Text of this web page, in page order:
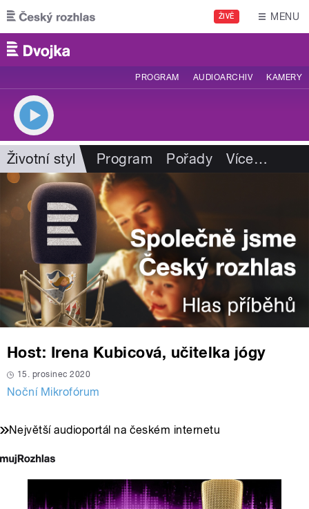
Přejít k hlavnímu obsahu
ŽIVĚ MENU
PROGRAM AUDIOARCHIV KAMERY
Životní styl Program Pořady Více…
Host: Irena Kubicová, učitelka jógy
15. prosinec 2020
Noční Mikrofórum
Největší audioportál na českém internetu